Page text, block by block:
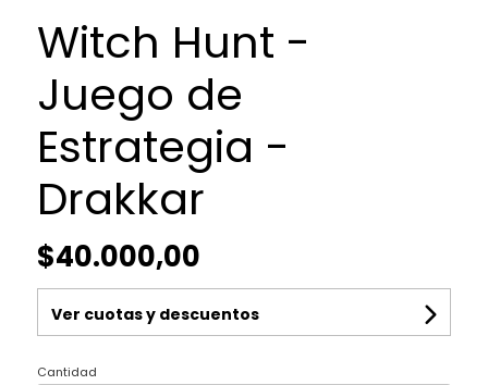
Witch Hunt -
Juego de
Estrategia -
Drakkar
$40.000,00
Ver cuotas y descuentos
Cantidad